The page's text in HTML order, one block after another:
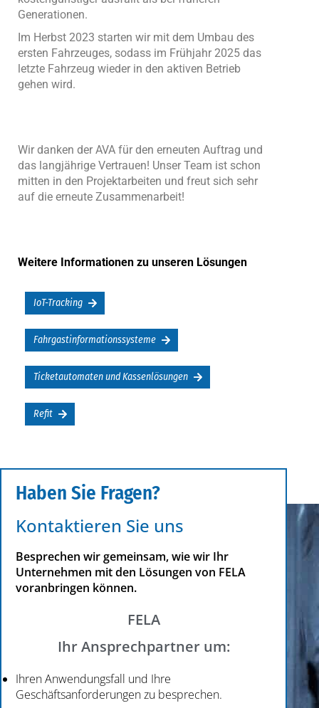
Generationen.
Im Herbst 2023 starten wir mit dem Umbau des
ersten Fahrzeuges, sodass im Frühjahr 2025 das
letzte Fahrzeug wieder in den aktiven Betrieb
gehen wird.
Wir danken der AVA für den erneuten Auftrag und
das langjährige Vertrauen! Unser Team ist schon
mitten in den Projektarbeiten und freut sich sehr
auf die erneute Zusammenarbeit!
Weitere Informationen zu unseren Lösungen
IoT-Tracking
Fahrgastinformationssysteme
Ticketautomaten und Kassenlösungen
Refit
Haben Sie Fragen?
Kontaktieren Sie uns
Besprechen wir gemeinsam, wie wir Ihr
Unternehmen mit den Lösungen von FELA
voranbringen können.
FELA
Ihr Ansprechpartner um:
Ihren Anwendungsfall und Ihre
Geschäftsanforderungen zu besprechen.